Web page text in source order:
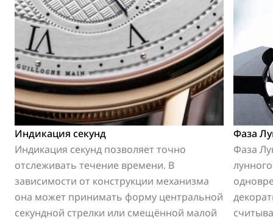
Индикация секунд
Индикация секунд позволяет точно
отслеживать течение времени. В
зависимости от конструкции механизма
она может принимать форму центральной
секундной стрелки или смещённой малой
Фаза
Фаза